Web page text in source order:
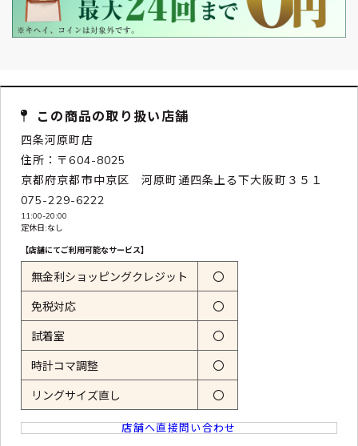
この商品の取り扱い店舗
四条河原町店
住所：〒604-8025
京都府京都市中京区 河原町通四条上る下大阪町３５１
075-229-6222
11:00-20:00
定休日:なし
【店舗にてご利用可能なサービス】
無金利ショッピングクレジット 〇
免税対応 〇
試着室 〇
時計コマ調整 〇
リングサイズ直し 〇
店舗へ直接問い合わせ